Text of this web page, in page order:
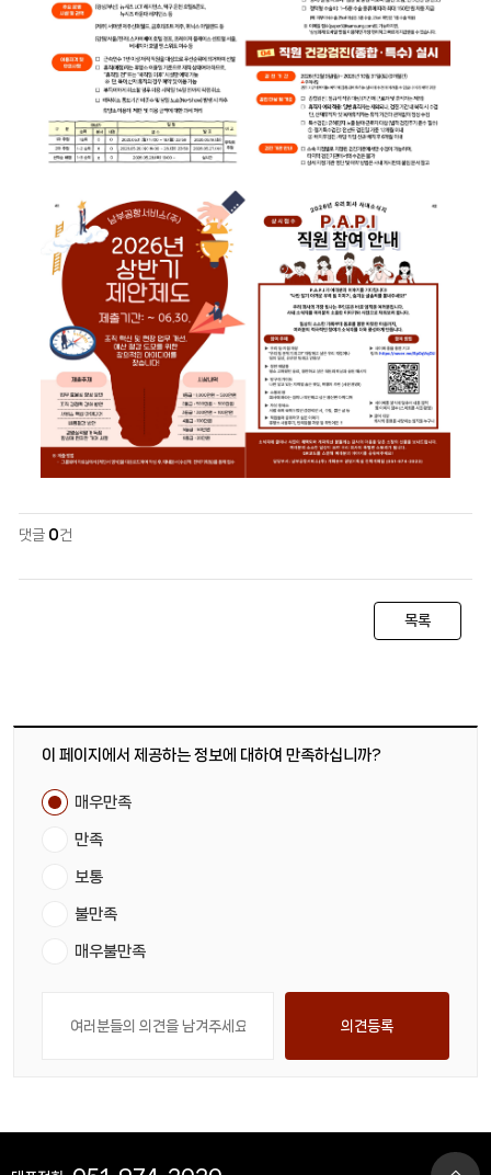
댓글 0건
목록
이 페이지에서 제공하는 정보에 대하여 만족하십니까?
매우만족
만족
보통
불만족
매우불만족
의견등록